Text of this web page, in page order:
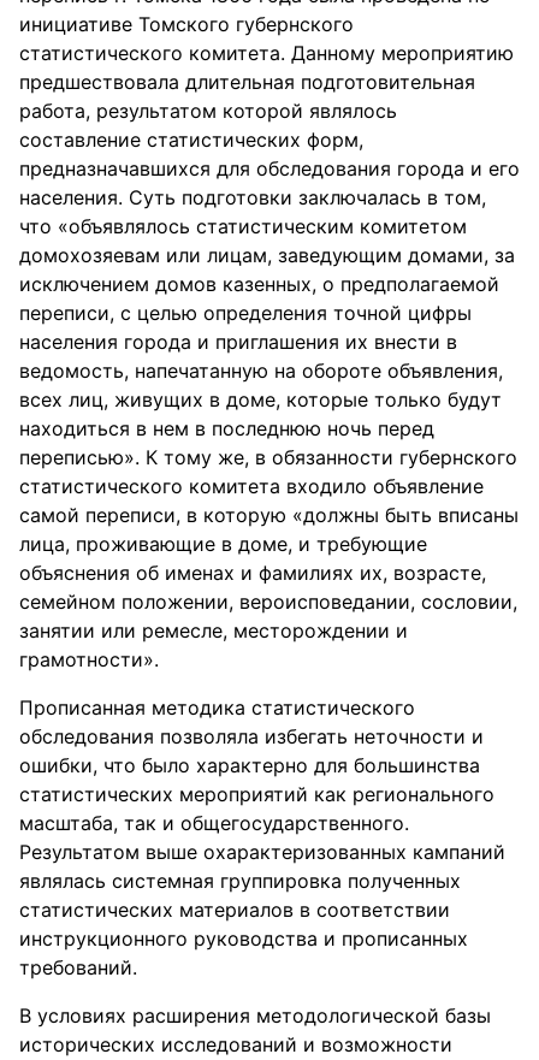
инициативе Томского губернского
статистического комитета. Данному мероприятию
предшествовала длительная подготовительная
работа, результатом которой являлось
составление статистических форм,
предназначавшихся для обследования города и его
населения. Суть подготовки заключалась в том,
что «объявлялось статистическим комитетом
домохозяевам или лицам, заведующим домами, за
исключением домов казенных, о предполагаемой
переписи, с целью определения точной цифры
населения города и приглашения их внести в
ведомость, напечатанную на обороте объявления,
всех лиц, живущих в доме, которые только будут
находиться в нем в последнюю ночь перед
переписью». К тому же, в обязанности губернского
статистического комитета входило объявление
самой переписи, в которую «должны быть вписаны
лица, проживающие в доме, и требующие
объяснения об именах и фамилиях их, возрасте,
семейном положении, вероисповедании, сословии,
занятии или ремесле, месторождении и
грамотности».
Прописанная методика статистического
обследования позволяла избегать неточности и
ошибки, что было характерно для большинства
статистических мероприятий как регионального
масштаба, так и общегосударственного.
Результатом выше охарактеризованных кампаний
являлась системная группировка полученных
статистических материалов в соответствии
инструкционного руководства и прописанных
требований.
В условиях расширения методологической базы
исторических исследований и возможности